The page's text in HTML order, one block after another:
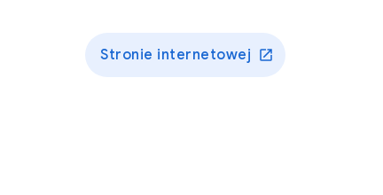
Stronie internetowej